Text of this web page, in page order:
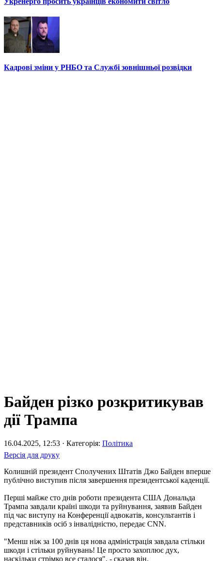
Кадрові зміни у РНБО та Службі зовнішньої розвідки
Байден різко розкритикував
дії Трампа
16.04.2025, 12:53 · Категорія: Політика
Версія для друку
Колишній президент Сполучених Штатів Джо Байден вперше
публічно виступив після завершення президентської каденції.
Перші майже сто днів роботи президента США Дональда
Трампа завдали країні шкоди та руйнування, заявив Байден
під час виступу на Конференції адвокатів, консультантів і
представників осіб з інвалідністю, передає CNN.
"Менш ніж за 100 днів ця нова адміністрація завдала стільки
шкоди і стільки руйнувань! Це просто захоплює дух,
наскільки стрімко все сталося", - сказав він.